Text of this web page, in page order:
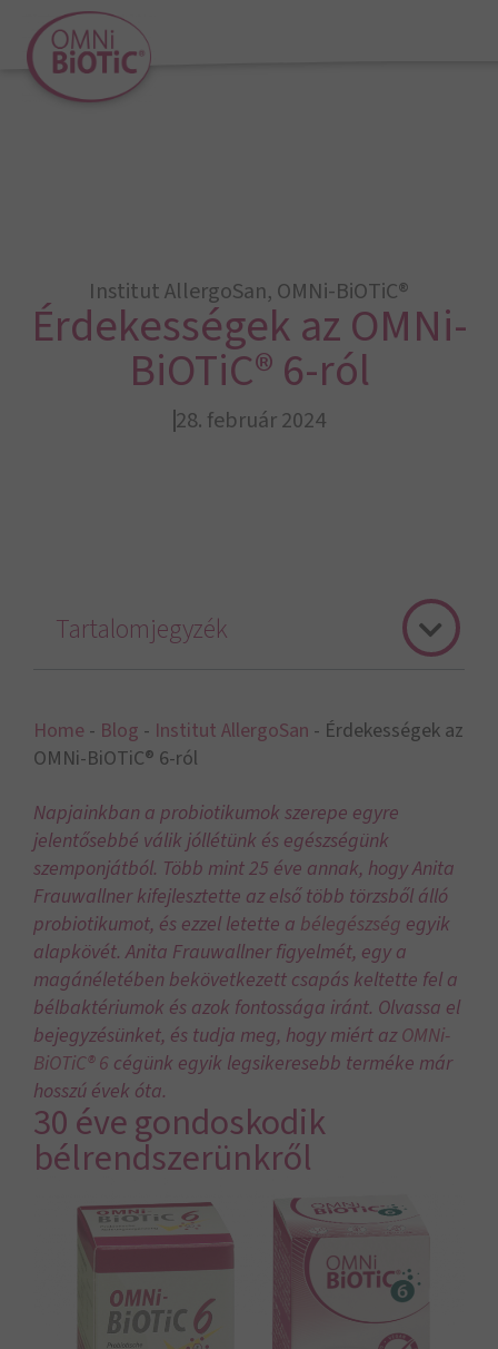
Institut AllergoSan, OMNi-BiOTiC®
Érdekességek az OMNi-
BiOTiC® 6-ról
28. február 2024
Home - Blog - Institut AllergoSan - Érdekességek az
OMNi-BiOTiC® 6-ról
Napjainkban a probiotikumok szerepe egyre
jelentősebbé válik jóllétünk és egészségünk
szemponjátból. Több mint 25 éve annak, hogy Anita
Frauwallner kifejlesztette az első több törzsből álló
probiotikumot, és ezzel letette a bélegészség egyik
alapkövét. Anita Frauwallner figyelmét, egy a
magánéletében bekövetkezett csapás keltette fel a
bélbaktériumok és azok fontossága iránt. Olvassa el
bejegyzésünket, és tudja meg, hogy miért azOMNi-
BiOTiC® 6 cégünk egyik legsikeresebb terméke már
hosszú évek óta.
30 éve gondoskodik
bélrendszerünkről
Tartalomjegyzék